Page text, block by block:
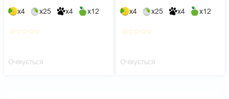
x4
x25 x4 x12
star_borderstar_borderstar_borderstar_borderstar_border
Очікується
x4
x25 x4 x12
star_borderstar_borderstar_borderstar_borderstar_border
Очікується